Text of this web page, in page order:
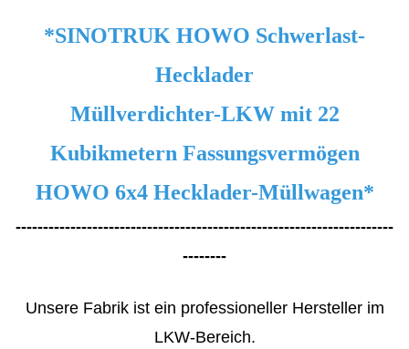
*SINOTRUK HOWO Schwerlast-
Hecklader
Müllverdichter-LKW mit 22
Kubikmetern Fassungsvermögen
HOWO 6x4 Hecklader-Müllwagen*
---------------------------------------------------------------------
--------
Unsere Fabrik ist ein professioneller Hersteller im
LKW-Bereich.